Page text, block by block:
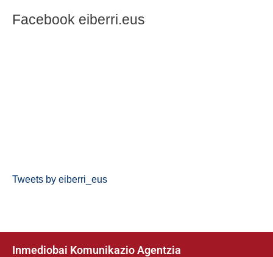
Facebook eiberri.eus
Tweets by eiberri_eus
Inmediobai Komunikazio Agentzia